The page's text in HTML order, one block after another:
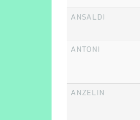
ANSALDI
ANTONI
ANZELIN